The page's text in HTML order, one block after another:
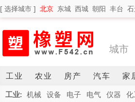
[ 选择城市 ] 北京 东城 西城 朝阳 丰台
城市
工业 农业 房产 汽车 家
工业: 机械 设备 电子 电气 仪器